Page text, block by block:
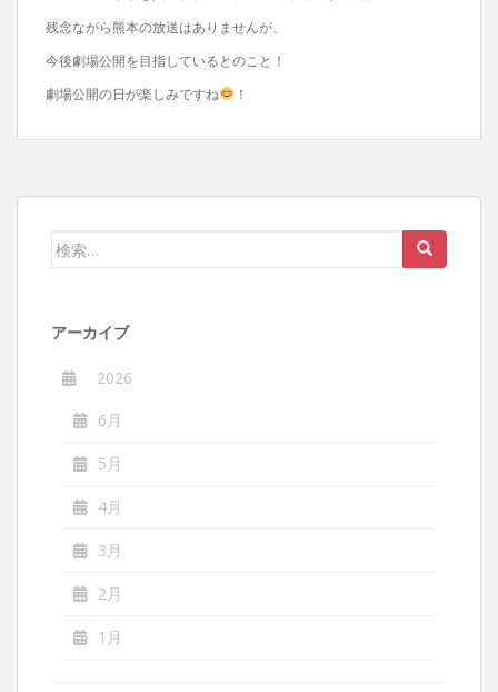
残念ながら熊本の放送はありませんが、
今後劇場公開を目指しているとのこと！
劇場公開の日が楽しみですね ！
検
アーカイブ
2026
6月
5月
4月
3月
2月
1月